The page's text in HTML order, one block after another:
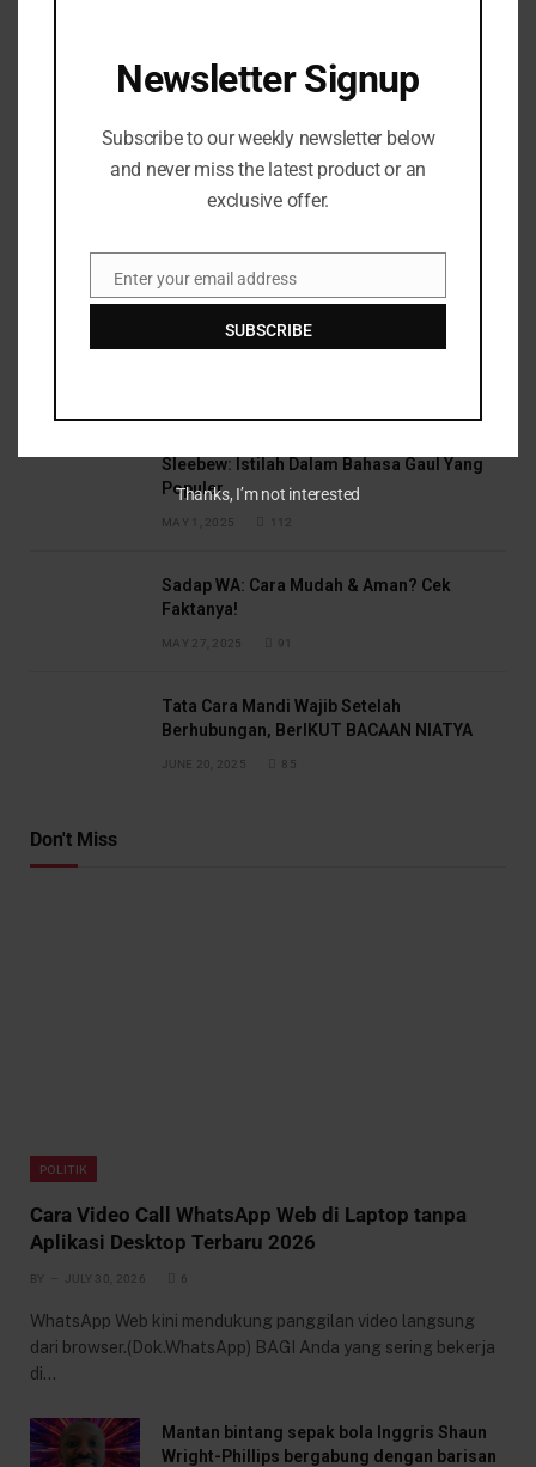
Sleebew: Istilah Dalam Bahasa Gaul Yang
Populer
MAY 1, 2025 112
Sadap WA: Cara Mudah & Aman? Cek
Faktanya!
MAY 27, 2025 91
Tata Cara Mandi Wajib Setelah
Berhubungan, BerIKUT BACAAN NIATYA
JUNE 20, 2025 85
Don't Miss
POLITIK
Cara Video Call WhatsApp Web di Laptop tanpa
Aplikasi Desktop Terbaru 2026
BY JULY 30, 2026 6
WhatsApp Web kini mendukung panggilan video langsung
dari browser.(Dok.WhatsApp) BAGI Anda yang sering bekerja
di…
Mantan bintang sepak bola Inggris Shaun
Wright-Phillips bergabung dengan barisan
Newsletter Signup
Subscribe to our weekly newsletter below
and never miss the latest product or an
exclusive offer.
EmailEnter your email address
SUBSCRIBE
Thanks, I’m not interested